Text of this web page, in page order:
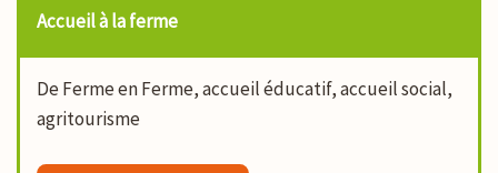
Accueil à la ferme
De Ferme en Ferme, accueil éducatif, accueil social,
agritourisme